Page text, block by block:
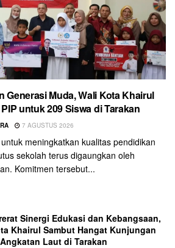
Generasi Muda, Wali Kota Khairul
untuk 209 Siswa di Tarakan
7 AGUSTUS 2026
meningkatkan kualitas pendidikan
sekolah terus digaungkan oleh
Komitmen tersebut...
Sinergi Edukasi dan Kebangsaan,
Khairul Sambut Hangat Kunjungan
Laut di Tarakan